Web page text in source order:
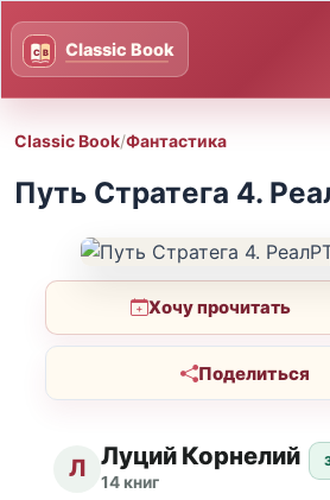
Classic Book/Фантастика
Путь Стратега 4.
Хочу прочитать
Поделиться
Л Луций Корнелий
14 книг